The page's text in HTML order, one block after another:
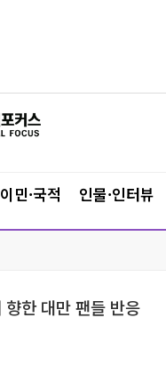
이민·국적 인물·인터뷰
한 대만 팬들 반응